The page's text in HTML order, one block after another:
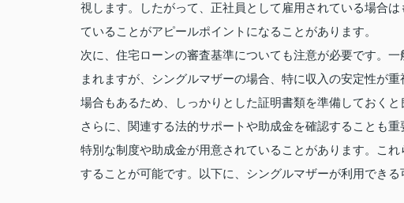
視します。したがって、正社員として雇用されている場合
ていることがアピールポイントになることがあります。
次に、住宅ローンの審査基準についても注意が必要です。
まれますが、シングルマザーの場合、特に収入の安定性が
場合もあるため、しっかりとした証明書類を準備しておくと
さらに、関連する法的サポートや助成金を確認することも
特別な制度や助成金が用意されていることがあります。こ
することが可能です。以下に、シングルマザーが利用できる